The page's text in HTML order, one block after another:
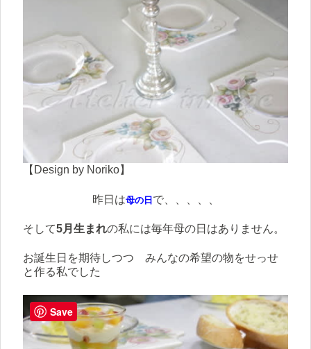
【Design by Noriko】
昨日は母の日で、、、、、
そして5月生まれの私には毎年母の日はありません。
お誕生日を期待しつつ みんなの希望の物をせっせ
と作る私でした
Save